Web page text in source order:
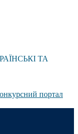
ТА
портал